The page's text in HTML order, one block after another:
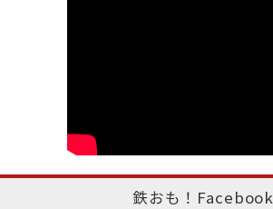
鉄おも！Facebook